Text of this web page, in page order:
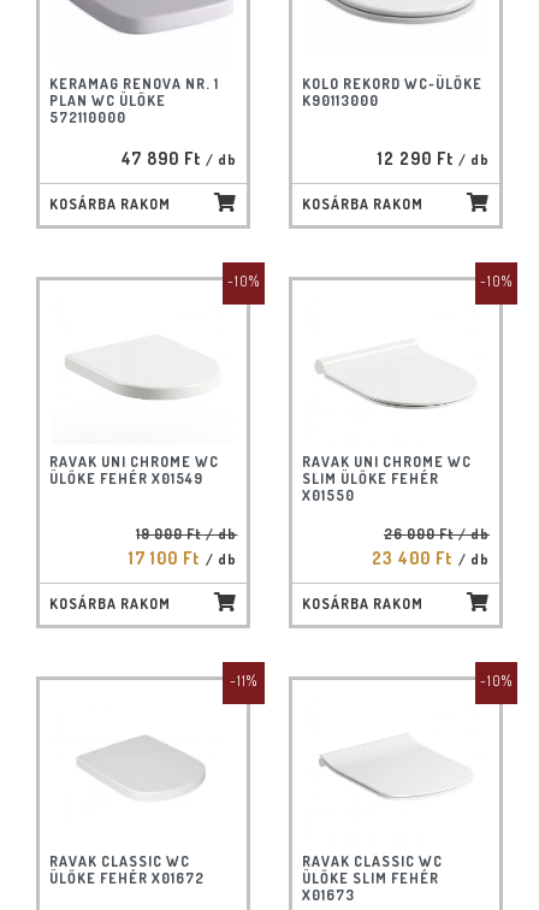
KERAMAG RENOVA NR. 1
PLAN WC ÜLŐKE
572110000
47 890 Ft / db
KOSÁRBA RAKOM
KOLO REKORD WC-ÜLŐKE
K90113000
12 290 Ft / db
KOSÁRBA RAKOM
-10%
RAVAK UNI CHROME WC
ÜLŐKE FEHÉR X01549
19 000 Ft/ db
17 100 Ft / db
KOSÁRBA RAKOM
-10%
RAVAK UNI CHROME WC
SLIM ÜLŐKE FEHÉR
X01550
26 000 Ft/ db
23 400 Ft / db
KOSÁRBA RAKOM
-11%
RAVAK CLASSIC WC
ÜLŐKE FEHÉR X01672
-10%
RAVAK CLASSIC WC
ÜLŐKE SLIM FEHÉR
X01673